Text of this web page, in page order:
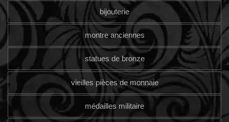
bijouterie
montre anciennes
statues de bronze
vieilles pièces de monnaie
médailles militaire